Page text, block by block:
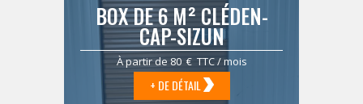
BOX DE 6 M² CLÉDEN-
CAP-SIZUN
À partir de 80 € TTC / mois
+ DE DÉTAIL